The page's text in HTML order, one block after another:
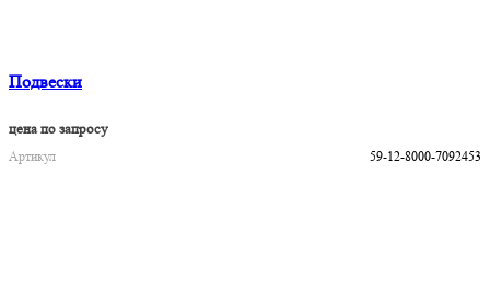
Подвески
цена по запросу
Артикул
59-12-8000-7092453